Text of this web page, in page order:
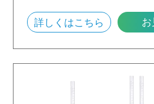
詳しくはこちら